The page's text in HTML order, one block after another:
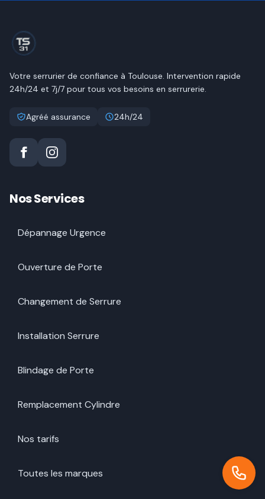
Votre serrurier de confiance à Toulouse. Intervention rapide
24h/24 et 7j/7 pour tous vos besoins en serrurerie.
Agréé assurance 24h/24
Nos Services
Dépannage Urgence
Ouverture de Porte
Changement de Serrure
Installation Serrure
Blindage de Porte
Remplacement Cylindre
Nos tarifs
Toutes les marques